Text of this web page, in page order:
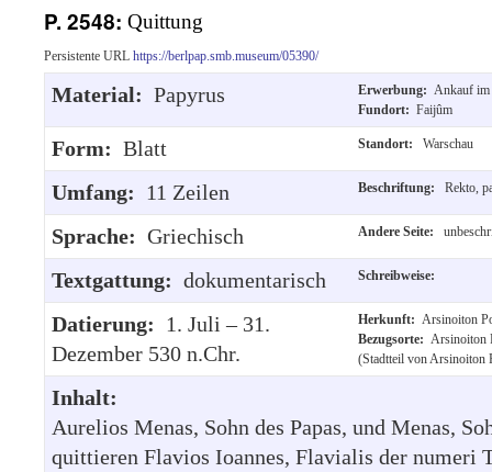
springen
P. 2548: Quittung
Persistente URL https://berlpap.smb.museum/05390/
Material: Papyrus Erwerbung: Ankauf im
Fundort: Faijûm
Form: Blatt Standort: Warschau
Umfang: 11 Zeilen Beschriftung: Rekto,
Sprache: Griechisch Andere Seite:
Textgattung: dokumentarisch Schreibweise:
Datierung: 1. Juli – 31.
Dezember 530 n.Chr.
Herkunft: Arsinoiton
Bezugsorte: Arsinoiton
(Stadtteil von Arsinoiton
Inhalt:
Aurelios Menas, Sohn des Papas, und Menas,
quittieren Flavios Ioannes, Flavialis der numeri